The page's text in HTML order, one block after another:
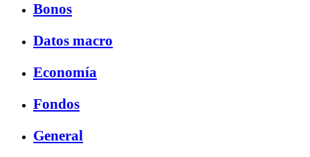
Bonos
Datos macro
Economía
Fondos
General